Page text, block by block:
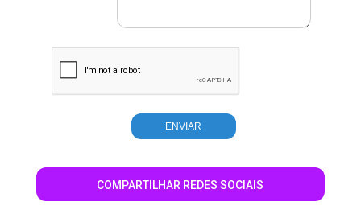
COMPARTILHAR REDES SOCIAIS